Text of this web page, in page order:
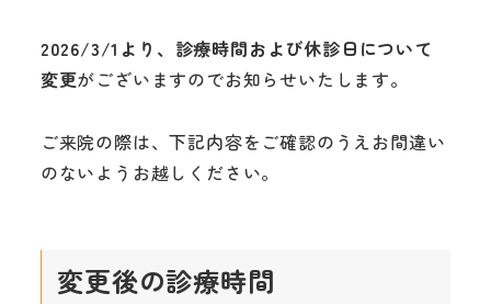
2026/3/1より、診療時間および休診日について
変更がございますのでお知らせいたします。
ご来院の際は、下記内容をご確認のうえお間違い
のないようお越しください。
変更後の診療時間